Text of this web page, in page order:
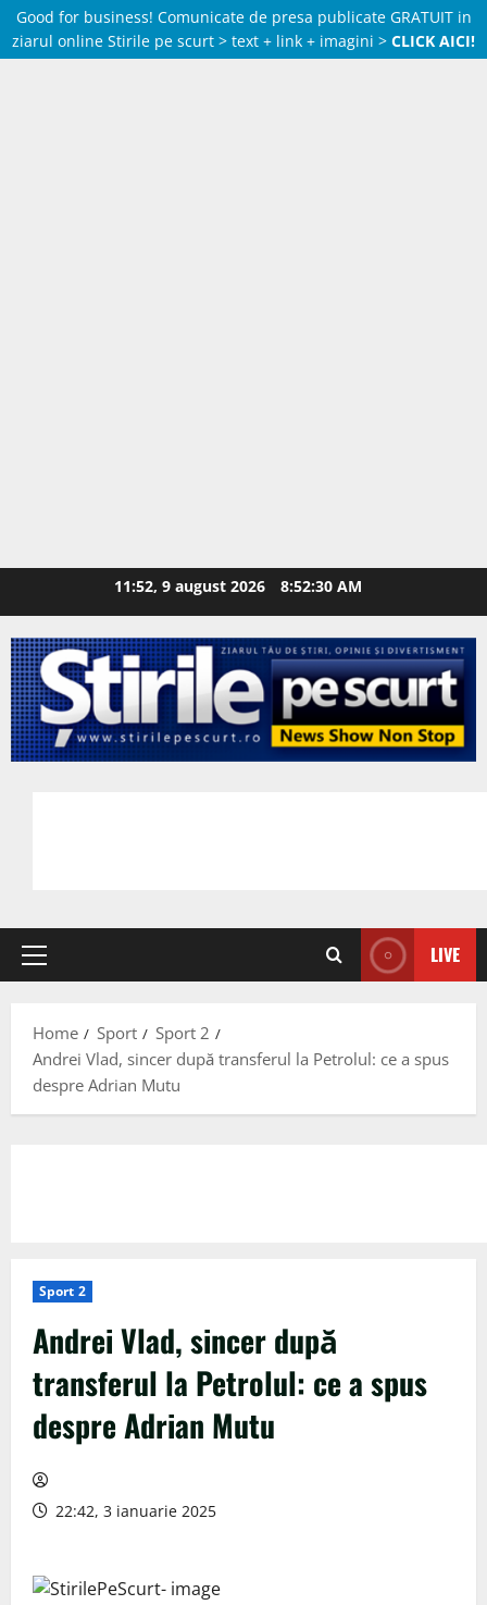
Good for business! Comunicate de presa publicate GRATUIT in
ziarul online Stirile pe scurt > text + link + imagini > CLICK AICI!
11:52, 9 august 2026 8:52:31 AM
Primary
LIVE
Home Sport
Sport 2
Andrei Vlad, sincer după transferul la Petrolul: ce a spus
despre Adrian Mutu
Sport 2
Andrei Vlad, sincer după
transferul la Petrolul: ce a spus
despre Adrian Mutu
22:42, 3 ianuarie 2025